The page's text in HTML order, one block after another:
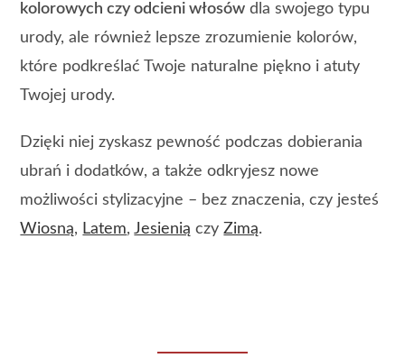
kolorowych czy odcieni włosów dla swojego typu
urody, ale również lepsze zrozumienie kolorów,
które podkreślać Twoje naturalne piękno i atuty
Twojej urody.
Dzięki niej zyskasz pewność podczas dobierania
ubrań i dodatków, a także odkryjesz nowe
możliwości stylizacyjne – bez znaczenia, czy jesteś
Wiosną, Latem,Jesienią czyZimą.